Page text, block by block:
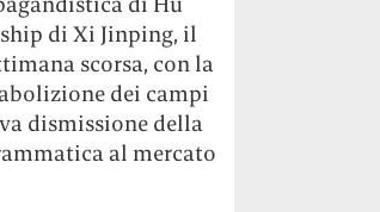
di Xi Jinping, il
scorsa, con la
dei campi
dismissione della
al mercato